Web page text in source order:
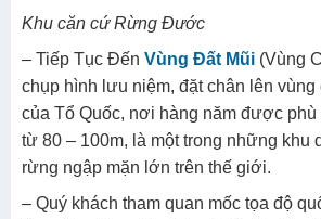
Khu căn cứ Rừng Đước
– Tiếp Tục Đến Vùng Đất Mũi (Vùng
chụp hình lưu niệm, đặt chân lên vùng
của Tổ Quốc, nơi hàng năm được phù
từ 80 – 100m, là một trong những khu
rừng ngập mặn lớn trên thế giới.
– Quý khách tham quan mốc tọa độ